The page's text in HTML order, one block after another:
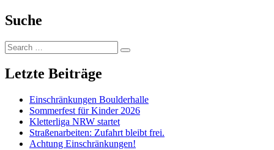
Suche
Search
for:
Search
Letzte Beiträge
Einschränkungen Boulderhalle
Sommerfest für Kinder 2026
Kletterliga NRW startet
Straßenarbeiten: Zufahrt bleibt frei.
Achtung Einschränkungen!